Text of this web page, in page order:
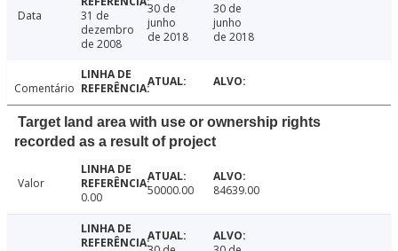
Data
31 de
dezembro
de 2008
30 de
junho
de 2018
30 de
junho
de 2018
Comentário
Target land area with use or ownership rights
recorded as a result of project
Valor
0.00
50000.00 84639.00